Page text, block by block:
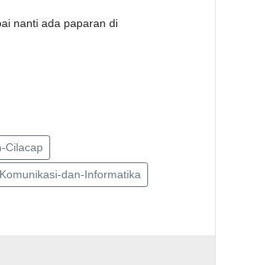
nanti ada paparan di
Cilacap
dan-Informatika